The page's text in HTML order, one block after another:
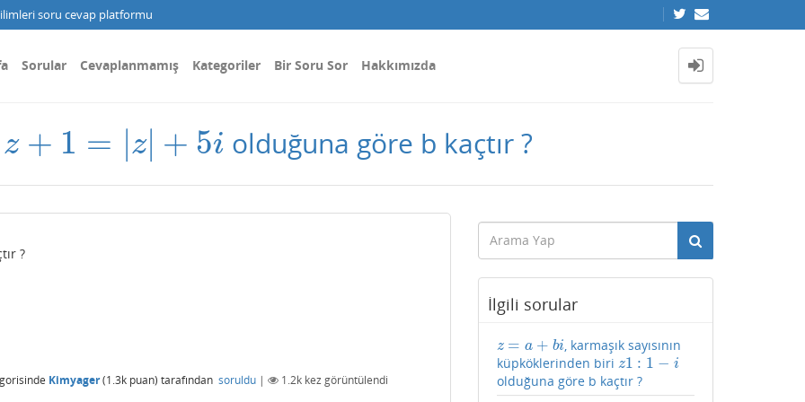
soru cevap platformu
Sorular Cevaplanmamış Kategoriler Bir Soru Sor Hakkımızda
z + 1 = z| + 5i
z+1= | z|+ 5i olduğuna göre b kaçtır ?
?
Kimyager(1.3k puan) tarafından soruldu | 1.2k kez görüntülendi
İlgili sorular
z = a + bi
z=a+ bi
, karmaşık sayısının
küpköklerinden biri z1 : 1 − i
z1: 1 −i
olduğuna göre b kaçtır ?